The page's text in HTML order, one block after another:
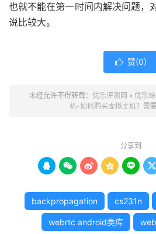
也就不能在第一时间内解决问题，
说比较大。
 赞(0)
未经允许不得转载： 优乐评测网 » 优乐
机-如何购买虚拟主机？需
分享到
     
backpropagation cs231n
webrtc android类库